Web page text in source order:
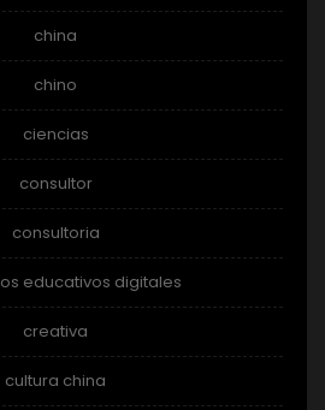
china
chino
ciencias
consultor
consultoria
educativos digitales
creativa
cultura china